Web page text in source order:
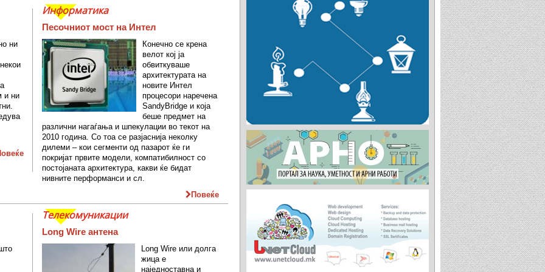
ни
и ни
Информатика
Песочниот мост на Интел
Конечно се крена
велот кој ја
обвиткуваше
архитектурата на
новите Интел
процесори наречена
SandyBridge и која
беше предмет на
различни нагаѓања и шпекулации во текот на
2010 година. Со тоа се разјаснија неколку
дилеми – кои сегменти од пазарот ќе ги
покријат првите модели, компатибилност со
постојаната архитектура, какви ќе бидат
нивните перформанси и сл.
Повеќе
Телекомуникации
Long Wire антена
Long Wire или долга
жица е
наједноставна и